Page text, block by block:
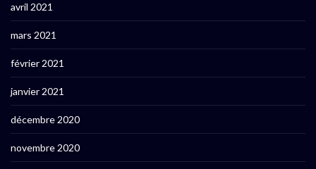
avril 2021
mars 2021
février 2021
janvier 2021
décembre 2020
novembre 2020